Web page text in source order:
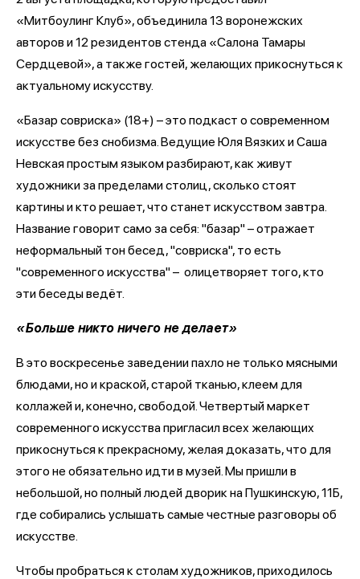
«Митбоулинг Клуб», объединила 13 воронежских
авторов и 12 резидентов стенда «Салона Тамары
Сердцевой», а также гостей, желающих прикоснуться к
актуальному искусству.
«Базар совриска» (18+) – это подкаст о современном
искусстве без снобизма. Ведущие Юля Вязких и Саша
Невская простым языком разбирают, как живут
художники за пределами столиц, сколько стоят
картины и кто решает, что станет искусством завтра.
Название говорит само за себя: "базар" – отражает
неформальный тон бесед, "совриска", то есть
"современного искусства" – олицетворяет того, кто
эти беседы ведёт.
«Больше никто ничего не делает»
В это воскресенье заведении пахло не только мясными
блюдами, но и краской, старой тканью, клеем для
коллажей и, конечно, свободой. Четвертый маркет
современного искусства пригласил всех желающих
прикоснуться к прекрасному, желая доказать, что для
этого не обязательно идти в музей. Мы пришли в
небольшой, но полный людей дворик на Пушкинскую, 11Б,
где собирались услышать самые честные разговоры об
искусстве.
Чтобы пробраться к столам художников, приходилось